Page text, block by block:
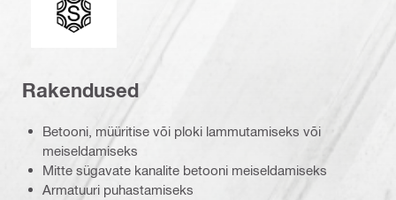
Rakendused
Betooni, müüritise või ploki lammutamiseks või
meiseldamiseks
Mitte sügavate kanalite betooni meiseldamiseks
Armatuuri puhastamiseks